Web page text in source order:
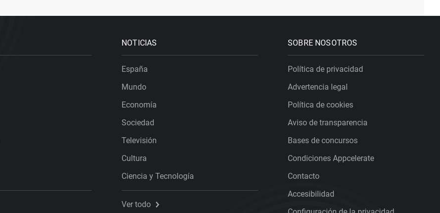
NOTICIAS
España
Mundo
Economía
Sociedad
Televisión
Cultura
Ciencia y Tecnología
Ver todo
SOBRE NOSOTROS
Política de privacidad
Advertencia legal
Política de cookies
Aviso de transparencia
Bases de concursos
Condiciones Appcelerate
Contacto
Accesibilidad